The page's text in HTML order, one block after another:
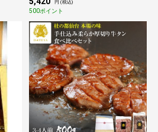
円 (税込)
500ポイント